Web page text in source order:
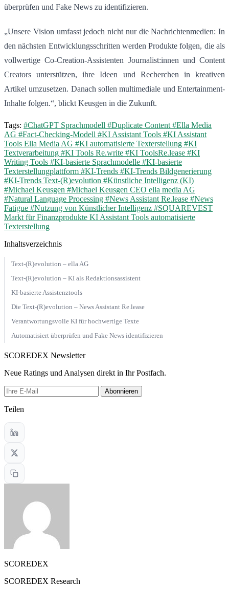
überprüfen und Fake News zu identifizieren.
„Unsere Vision umfasst jedoch nicht nur die Nachrichtenmedien: In
den nächsten Entwicklungsschritten werden Produkte folgen, die als
vollwertige Co-Creation-Assistenten Journalist:innen und Content
Creators unterstützen, ihre Ideen und Recherchen in kreativen
Artikel umzusetzen. Danach sollen multimediale und Entertainment-
Inhalte folgen.“, blickt Keusgen in die Zukunft.
Tags: #ChatGPT Sprachmodell #Duplicate Content #Ella Media
AG #Fact-Checking-Modell #KI Assistant Tools #KI Assistant
Tools Ella Media AG #KI automatisierte Texterstellung #KI
Textverarbeitung #KI Tools Re.write #KI ToolsRe.lease #KI
Writing Tools #KI-basierte Sprachmodelle #KI-basierte
Texterstellungplattform #KI-Trends #KI-Trends Bildgenerierung
#KI-Trends Text-(R)evolution #Künstliche Intelligenz (KI)
#Michael Keusgen #Michael Keusgen CEO ella media AG
#Natural Language Processing #News Assistant Re.lease #News
Fatigue #Nutzung von Künstlicher Intelligenz #SQUAREVEST
Markt für Finanzprodukte KI Assistant Tools automatisierte
Texterstellung
Inhaltsverzeichnis
Text-(R)evolution – ella AG
Text-(R)evolution – KI als Redaktionsassistent
KI-basierte Assistenztools
Die Text-(R)evolution – News Assistant Re.lease
Verantwortungsvolle KI für hochwertige Texte
Automatisiert überprüfen und Fake News identifizieren
SCOREDEX Newsletter
Neue Ratings und Analysen direkt in Ihr Postfach.
Abonnieren
Teilen
SCOREDEX
SCOREDEX Research